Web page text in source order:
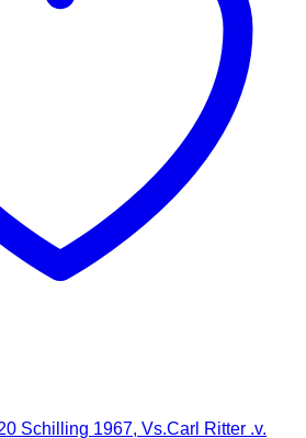
Schilling 1967, Vs.Carl Ritter .v.